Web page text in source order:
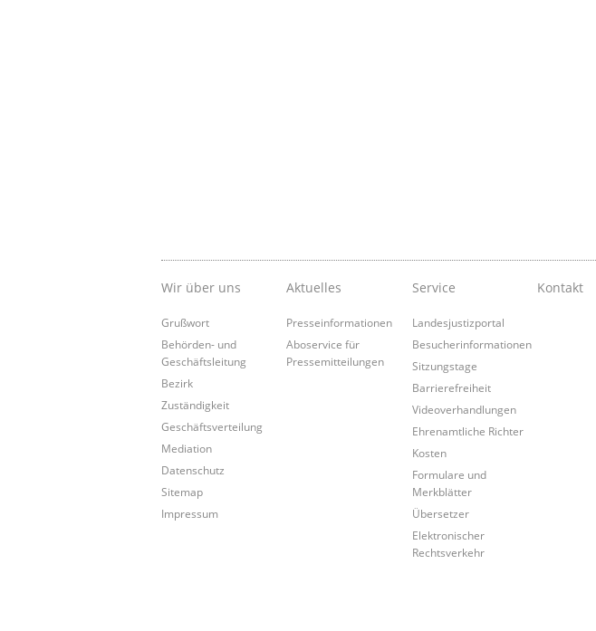
Wir über uns
Grußwort
Behörden- und
Geschäftsleitung
Bezirk
Zuständigkeit
Geschäftsverteilung
Mediation
Datenschutz
Sitemap
Impressum
Aktuelles
Presseinformationen
Aboservice für
Pressemitteilungen
Service
Landesjustizportal
Besucherinformationen
Sitzungstage
Barrierefreiheit
Videoverhandlungen
Ehrenamtliche Richter
Kosten
Formulare und
Merkblätter
Übersetzer
Elektronischer
Rechtsverkehr
Kontakt